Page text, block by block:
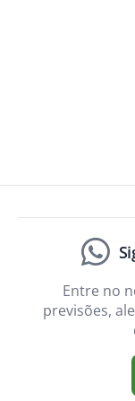
Entre no
previsões,